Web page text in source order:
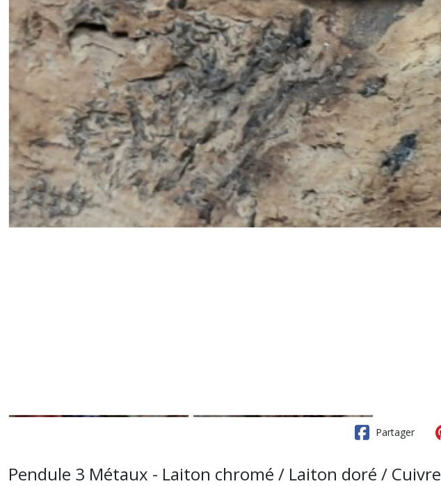
Partager
Pendule 3 Métaux - Laiton chromé / Laiton doré / Cuivre